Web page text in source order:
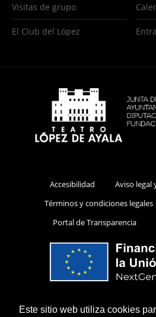
Este sitio web utiliza cookies
Visitas de grupo
El Club del López
Accesibilidad
Aviso legal
Términos y condiciones legales
Portal de Transparencia